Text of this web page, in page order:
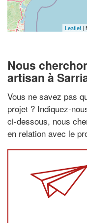
Leaflet |
Nous
artisan à
Vous ne savez pas
projet ? Indiquez-
ci-dessous, nous
en relation avec le